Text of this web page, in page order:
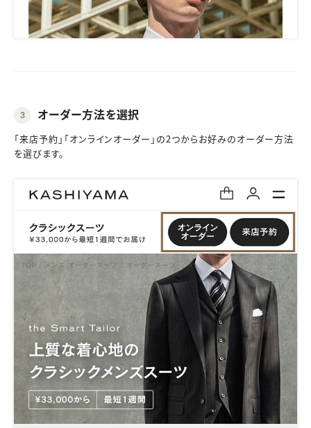
3 オーダー方法を選択
「来店予約」「オンラインオーダー」の2つからお好みのオーダー方法
を選びます。